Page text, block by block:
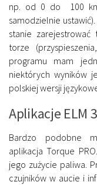
np. od 0 do 100
samodzielnie
stanie
torze
programu mam
niektórych wyników
polskiej wersji
Aplikacje ELM
Bardzo podobne
aplikacja Torque
jego zużycie paliwa.
czujników w aucie i